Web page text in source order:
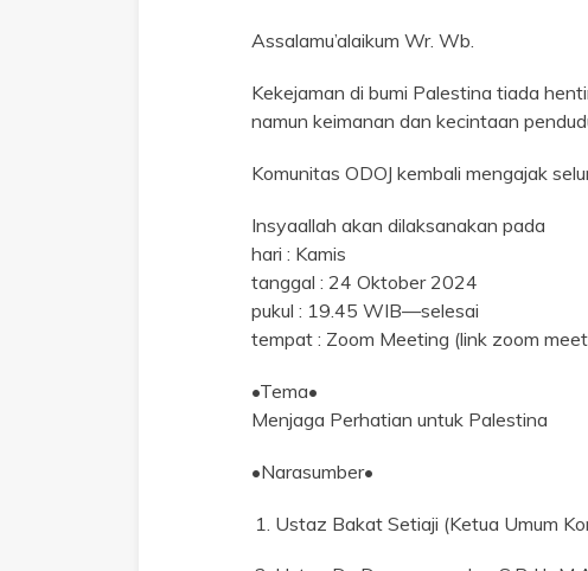
Assalamu’alaikum Wr. Wb.
Kekejaman di bumi Palestina tiada
namun keimanan dan kecintaan
Komunitas ODOJ kembali mengajak
Insyaallah akan dilaksanakan pada
hari : Kamis
tanggal : 24 Oktober 2024
pukul : 19.45 WIB—selesai
tempat : Zoom Meeting (link zoom
•Tema•
Menjaga Perhatian untuk Palestina
•Narasumber•
Ustaz Bakat Setiaji (Ketua Umum